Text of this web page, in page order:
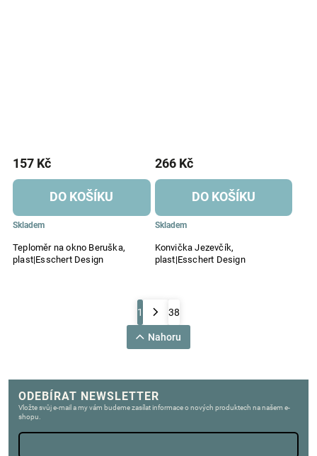
Teploměr na okno Beruška,
plast|Esschert Design
Skladem
157 Kč
DO KOŠÍKU
Konvička Jezevčík,
plast|Esschert Design
Skladem
266 Kč
DO KOŠÍKU
1 38
Nahoru
ODEBÍRAT NEWSLETTER
Vložte svůj e-mail a my vám budeme zasílat informace o nových produktech na našem e-
shopu.